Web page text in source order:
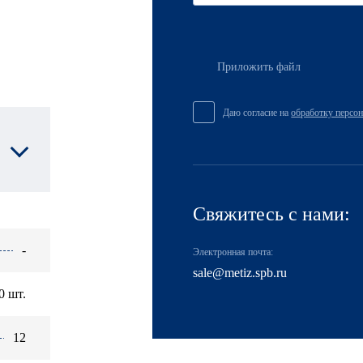
-
шт.
12
Приложить файл
Даю согласие наобработку
Свяжитесь с нами:
Электронная почта:
sale@metiz.spb.ru